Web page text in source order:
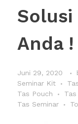
Solusi
Anda !
Juni 29, 2020
Seminar Kit
Tas Pouch
Tas
Tas Seminar